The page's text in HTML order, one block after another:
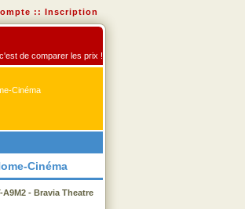
:: Inscription
de comparer les prix !
Cinéma
Cinéma
A9M2 - Bravia Theatre